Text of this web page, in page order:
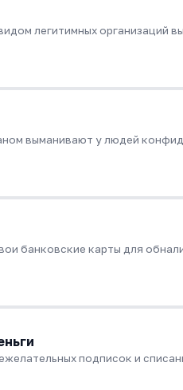
легитимных организаций
выманивают у людей
банковские карты для
подписок и